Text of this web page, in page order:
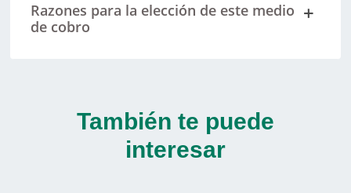
Razones para la elección de este medio
de cobro
También te puede
interesar